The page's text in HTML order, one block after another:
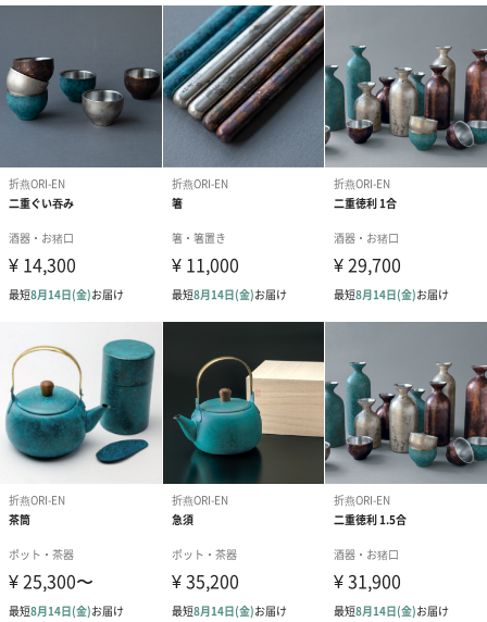
ANTIQUE SILVER
ステンレスに着色を施す技術を生み出す
酒器を作る上で銅や真鍮に対して行われる着色技術は、ステンレ
スに施すのは難しいと言われてきました。しかし、様々な試作の
数々を重ねた結果、ステンレスに着色を施すという、長年の経験
と技術の蓄積がなければ成し得なかった手法に打どりつきまし
た。それが「折燕ORI-EN」です。（この手法は実用新案登録済み
です）
商品詳細情報
幅90mm×高さ92mm
重さ/内容量
203g（容量260ml）